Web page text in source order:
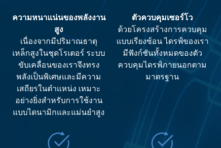
ความหนาแน่นของพลังงาน
สูง
เนื่องจากมีปริมาณธาตุ
เหล็กสูงในชุดโรเตอร์ ระบบ
ขับเคลื่อนของเราจึงทรง
พลังเป็นพิเศษและมีความ
เสถียรในตำแหน่ง เหมาะ
อย่างยิ่งสำหรับการใช้งาน
แบบไดนามิกและแม่นยำสูง
ตัวควบคุมเซอร์โว
ด้วยโครงสร้างการควบคุม
แบบเรียงซ้อน ไดรฟ์ของเรา
มีฟังก์ชันทั้งหมดของตัว
ควบคุมไดรฟ์ภายนอกตาม
มาตรฐาน